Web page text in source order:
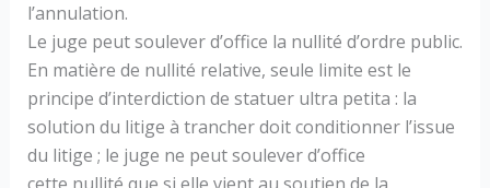
l’annulation.
Le juge peut soulever d’office la nullité d’ordre public.
En matière de nullité relative, seule limite est le
principe d’interdiction de statuer ultra petita : la
solution du litige à trancher doit conditionner l’issue
du litige ; le juge ne peut soulever d’office